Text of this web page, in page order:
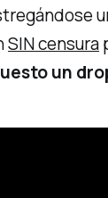
SIN censura
un